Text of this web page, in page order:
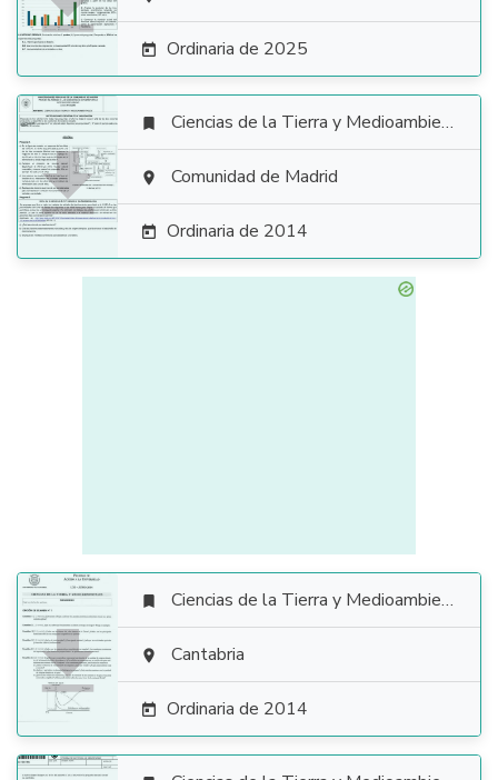
 Ordinaria de 2025

 Ciencias de la Tierra y Medioambientales
 Comunidad de Madrid
 Ordinaria de 2014

 Ciencias de la Tierra y Medioambientales
 Cantabria
 Ordinaria de 2014